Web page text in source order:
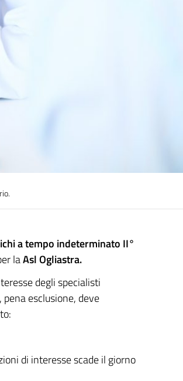
a tempo indeterminato II°
laAsl Ogliastra.
degli specialisti
esclusione, deve
di interesse scade il giorno